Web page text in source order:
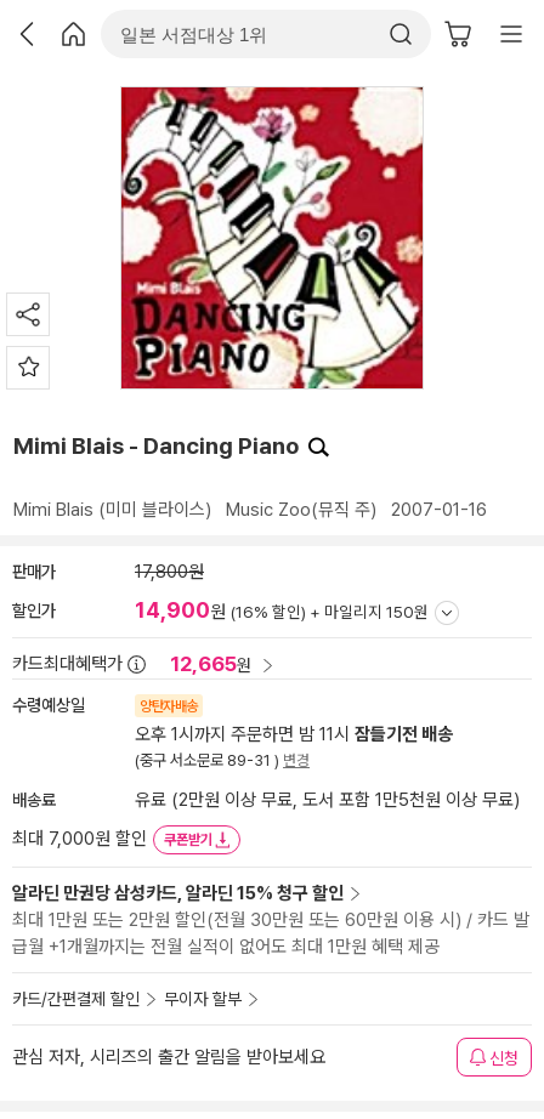
Mimi Blais - Dancing Piano
Mimi Blais (미미 블라이스) Music Zoo(뮤직 주) 2007-01-16
판매가 17,800원
할인가 14,900원 (16% 할인) + 마일리지 150원
카드최대혜택가 12,665원
수령예상일 양탄자배송
오후 1시까지 주문하면 밤 11시 잠들기전 배송
(중구 서소문로 89-31 ) 변경
배송료
유료 (2만원 이상 무료, 도서 포함 1만5천원 이상 무료)
최대 7,000원 할인
쿠폰받기
알라딘 만권당 삼성카드, 알라딘 15% 청구 할인
최대 1만원 또는 2만원 할인(전월 30만원 또는 60만원 이용 시) / 카드 발
급월 +1개월까지는 전월 실적이 없어도 최대 1만원 혜택 제공
카드/간편결제 할인 무이자 할부
관심 저자, 시리즈의 출간 알림을 받아보세요 신청